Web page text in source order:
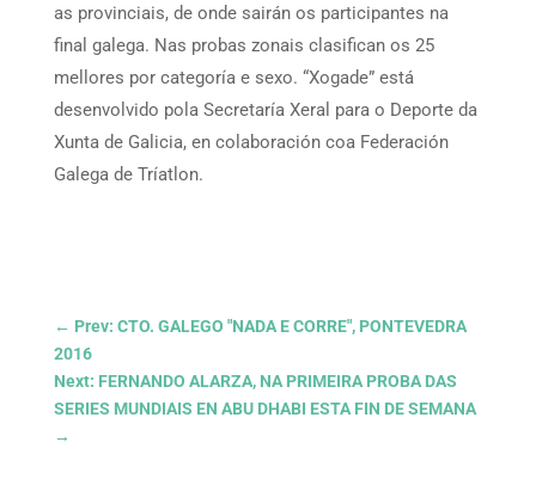
as provinciais, de onde sairán os participantes na
final galega. Nas probas zonais clasifican os 25
mellores por categoría e sexo. “Xogade” está
desenvolvido pola Secretaría Xeral para o Deporte da
Xunta de Galicia, en colaboración coa Federación
Galega de Tríatlon.
← Prev: CTO. GALEGO "NADA E CORRE", PONTEVEDRA
2016
Next: FERNANDO ALARZA, NA PRIMEIRA PROBA DAS
SERIES MUNDIAIS EN ABU DHABI ESTA FIN DE SEMANA
→